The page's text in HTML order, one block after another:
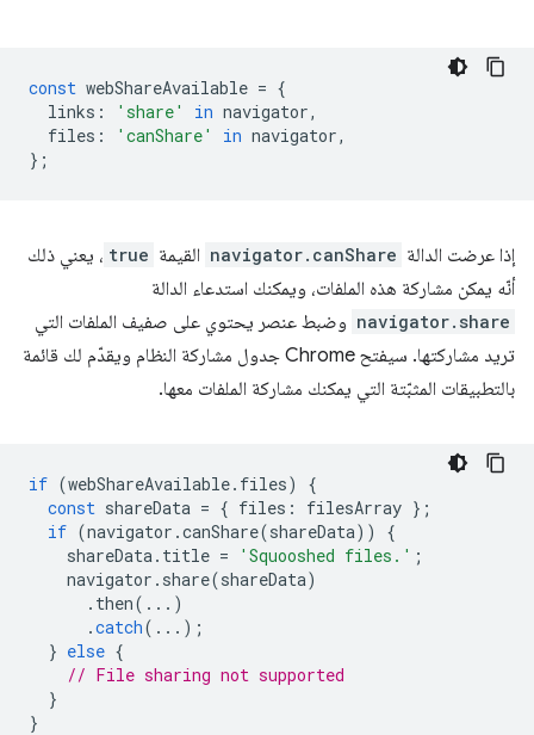
const webShareAvailable = {
links : 'share' in navigator,
files : 'canShare' in navigator,
};
إذا عرضت الدالة navigator.canShare القيمة true ، يعني ذلك
أنّه يمكن مشاركة هذه الملفات، ويمكنك استدعاء الدالة
navigator.share وضبط عنصر يحتوي على صفيف الملفات التي
تريد مشاركتها. سيفتح Chrome جدول مشاركة النظام ويقدّم لك قائمة
بالتطبيقات المثبّتة التي يمكنك مشاركة الملفات معها.
if (webShareAvailable. files)
{
const shareData = { files : filesArray };
if (navigator .canShare(shareData))
{
shareData. title = 'Squooshed files.' ;
navigator . share(shareData)
. then(...)
.catch(...);
} else {
// File sharing not supported
}
}